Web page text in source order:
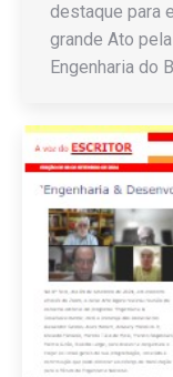
destaque para
grande Ato
Engenharia do